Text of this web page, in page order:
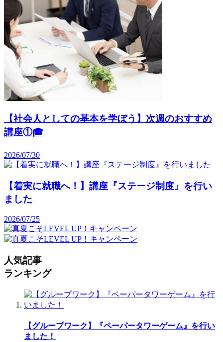
【社会人としての基本を学ぼう】次週のおすすめ
講座①🎓️
2026/07/30
【着実に就職へ！】講座『ステージ制度』を行い
ました
2026/07/25
人気記事
ランキング
【グループワーク】『ペーパータワーゲーム』を行い
ました！